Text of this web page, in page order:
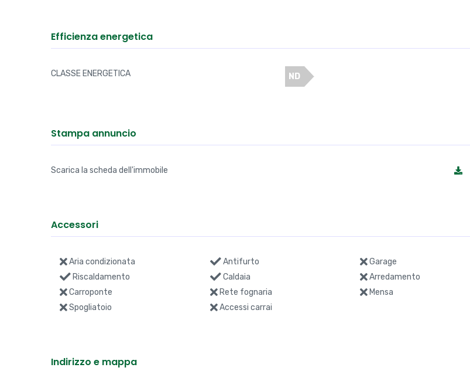
Efficienza energetica
CLASSE ENERGETICA ND
Stampa annuncio
Scarica la scheda dell'immobile
Accessori
Aria condizionata Antifurto
Garage
Riscaldamento
Caldaia
Arredamento
Carroponte
Rete fognaria
Mensa
Spogliatoio
Accessi carrai
Indirizzo e mappa